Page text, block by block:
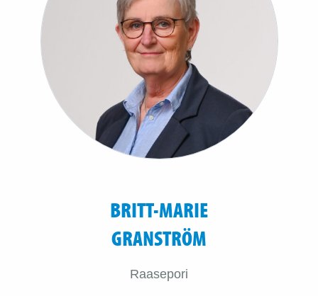
BRITT-MARIE
GRANSTRÖM
Raasepori